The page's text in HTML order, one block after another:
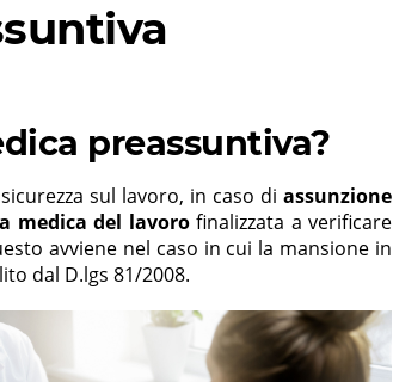
preassuntiva?
sul lavoro, in caso di assunzione
medica del lavoro finalizzata a verificare
avviene nel caso in cui la mansione in
dal D.lgs 81/2008.